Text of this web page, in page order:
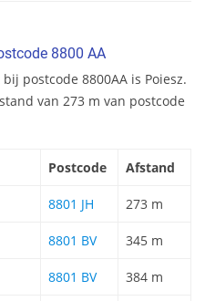
8800 AA
postcode 8800AA is Poiesz.
van 273 m van postcode
Postcode Afstand
8801 JH 273 m
8801 BV 345 m
8801 BV 384 m